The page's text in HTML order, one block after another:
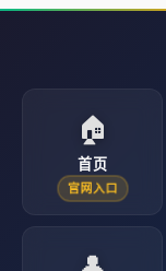
🏠
首页
官网入口